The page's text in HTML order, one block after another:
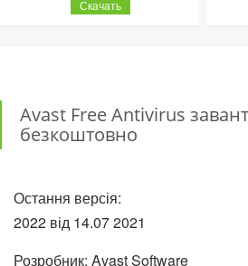
Avast Free Antivirus
безкоштовно
Остання версія:
2022 від 14.072021
Розробник: Avast Software